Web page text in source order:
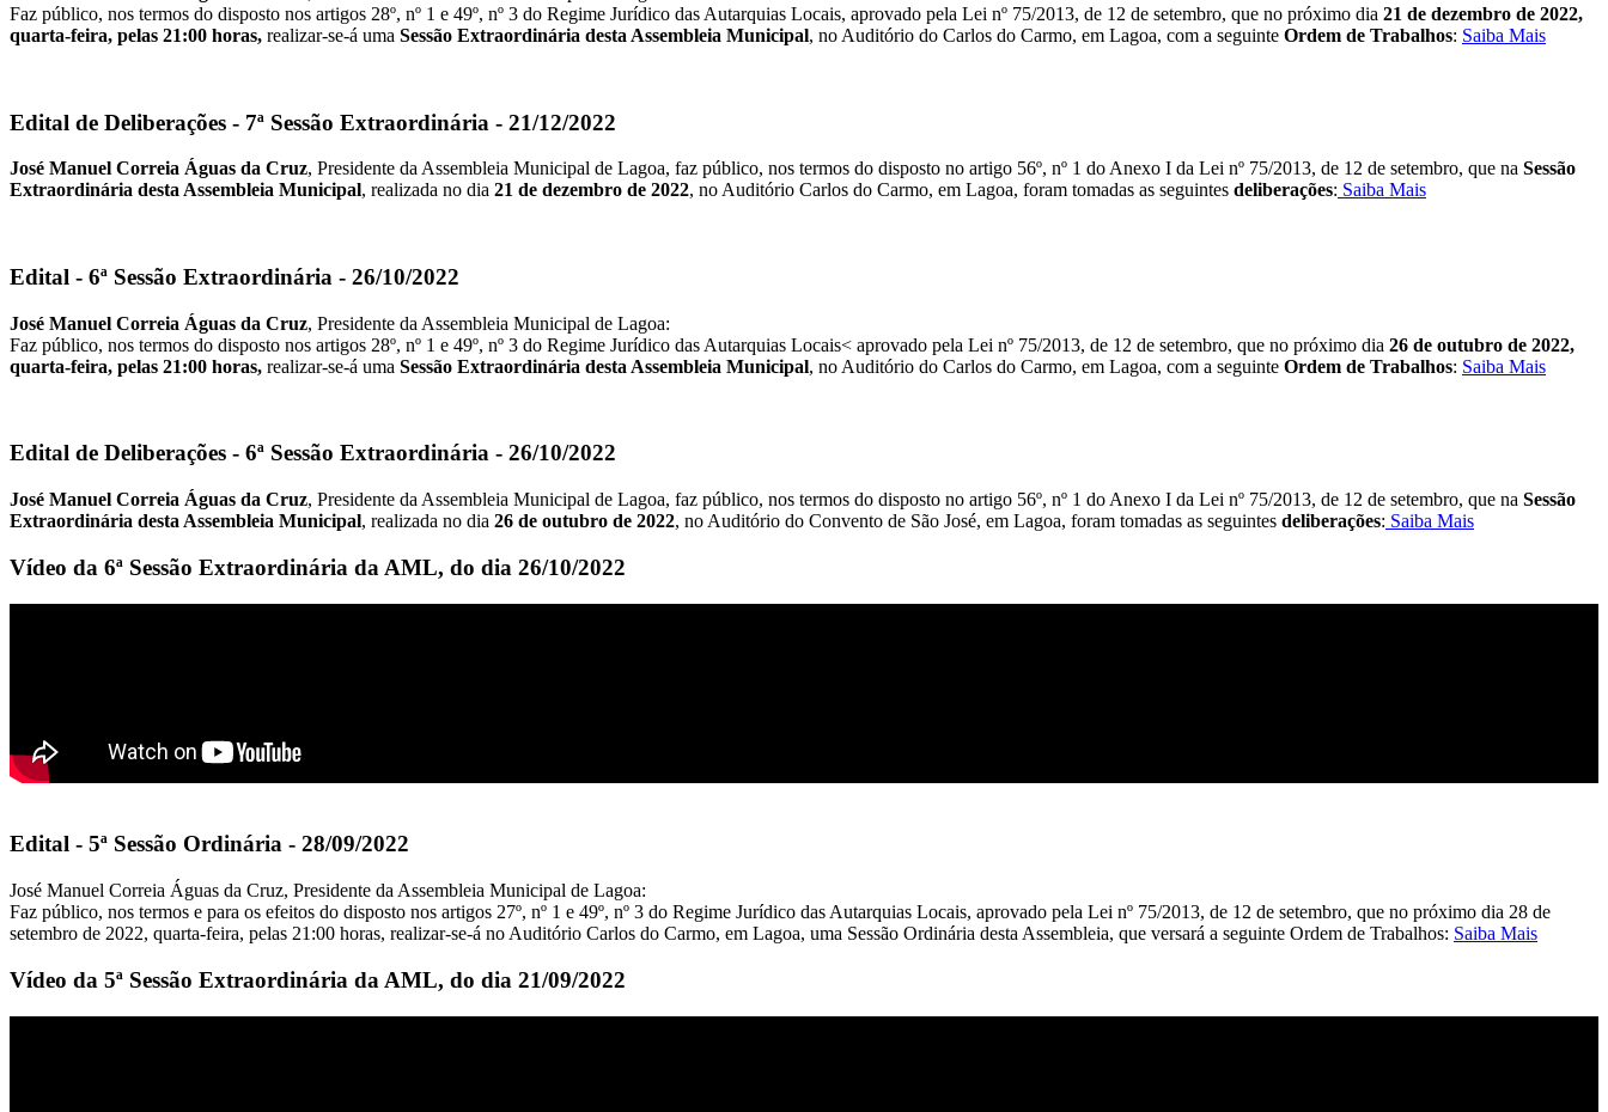
Faz público, nos termos do disposto nos artigos 28º, nº 1 e 49º, nº 3 do Regime Jurídico das Autarquias Locais, aprovado pela Lei nº 75/2013, de 12 de setembro, que no próximo dia 21 de dezembro de 2022,
quarta-feira, pelas 21:00 horas, realizar-se-á uma Sessão Extraordinária desta Assembleia Municipal, no Auditório do Carlos do Carmo, em Lagoa, com a seguinte Ordem de Trabalhos: Saiba Mais
Edital de Deliberações - 7ª Sessão Extraordinária - 21/12/2022
José Manuel Correia Águas da Cruz, Presidente da Assembleia Municipal de Lagoa, faz público, nos termos do disposto no artigo 56º, nº 1 do Anexo I da Lei nº 75/2013, de 12 de setembro, que na Sessão
Extraordinária desta Assembleia Municipal, realizada no dia 21 de dezembro de 2022, no Auditório Carlos do Carmo, em Lagoa, foram tomadas as seguintes deliberações: Saiba Mais
Edital - 6ª Sessão Extraordinária - 26/10/2022
José Manuel Correia Águas da Cruz, Presidente da Assembleia Municipal de Lagoa:
Faz público, nos termos do disposto nos artigos 28º, nº 1 e 49º, nº 3 do Regime Jurídico das Autarquias Locais< aprovado pela Lei nº 75/2013, de 12 de setembro, que no próximo dia 26 de outubro de 2022,
quarta-feira, pelas 21:00 horas, realizar-se-á uma Sessão Extraordinária desta Assembleia Municipal, no Auditório do Carlos do Carmo, em Lagoa, com a seguinte Ordem de Trabalhos: Saiba Mais
Edital de Deliberações - 6ª Sessão Extraordinária - 26/10/2022
José Manuel Correia Águas da Cruz, Presidente da Assembleia Municipal de Lagoa, faz público, nos termos do disposto no artigo 56º, nº 1 do Anexo I da Lei nº 75/2013, de 12 de setembro, que na Sessão
Extraordinária desta Assembleia Municipal, realizada no dia 26 de outubro de 2022, no Auditório do Convento de São José, em Lagoa, foram tomadas as seguintes deliberações: Saiba Mais
Vídeo da 6ª Sessão Extraordinária da AML, do dia 26/10/2022
Edital - 5ª Sessão Ordinária - 28/09/2022
José Manuel Correia Águas da Cruz, Presidente da Assembleia Municipal de Lagoa:
Faz público, nos termos e para os efeitos do disposto nos artigos 27º, nº 1 e 49º, nº 3 do Regime Jurídico das Autarquias Locais, aprovado pela Lei nº 75/2013, de 12 de setembro, que no próximo dia 28 de
setembro de 2022, quarta-feira, pelas 21:00 horas, realizar-se-á no Auditório Carlos do Carmo, em Lagoa, uma Sessão Ordinária desta Assembleia, que versará a seguinte Ordem de Trabalhos: Saiba Mais
Vídeo da 5ª Sessão Extraordinária da AML, do dia 21/09/2022